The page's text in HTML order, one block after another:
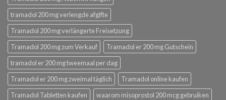
tramadol 200 mg verlengde afgifte
Tramadol 200 mg verlängerte Freisetzung
Tramadol 200 mg zum Verkauf
Tramadol er 200 mg Gutschein
tramadol er 200 mg tweemaal per dag
Tramadol er 200 mg zweimal täglich
Tramadol online kaufen
Tramadol Tabletten kaufen
waarom misoprostol 200 mcg gebruiken